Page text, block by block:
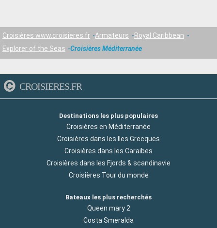
Croisières www.croisieres.fr Armateurs
Royal Caribbean
Explorer of the Seas
Croisières Méditerranée
CROISIERES.FR
Destinations les plus populaires
Croisières en Méditerranée
Croisières dans les Iles Grecques
Croisières dans les Caraibes
Croisières dans les Fjords & scandinavie
Croisières Tour du monde
Bateaux les plus recherchés
Queen mary 2
Costa Smeralda